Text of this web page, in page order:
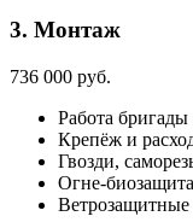
3. Монтаж
736 000 руб.
Работа бригады
Крепёж и
Гвозди,
Огне-биозащита